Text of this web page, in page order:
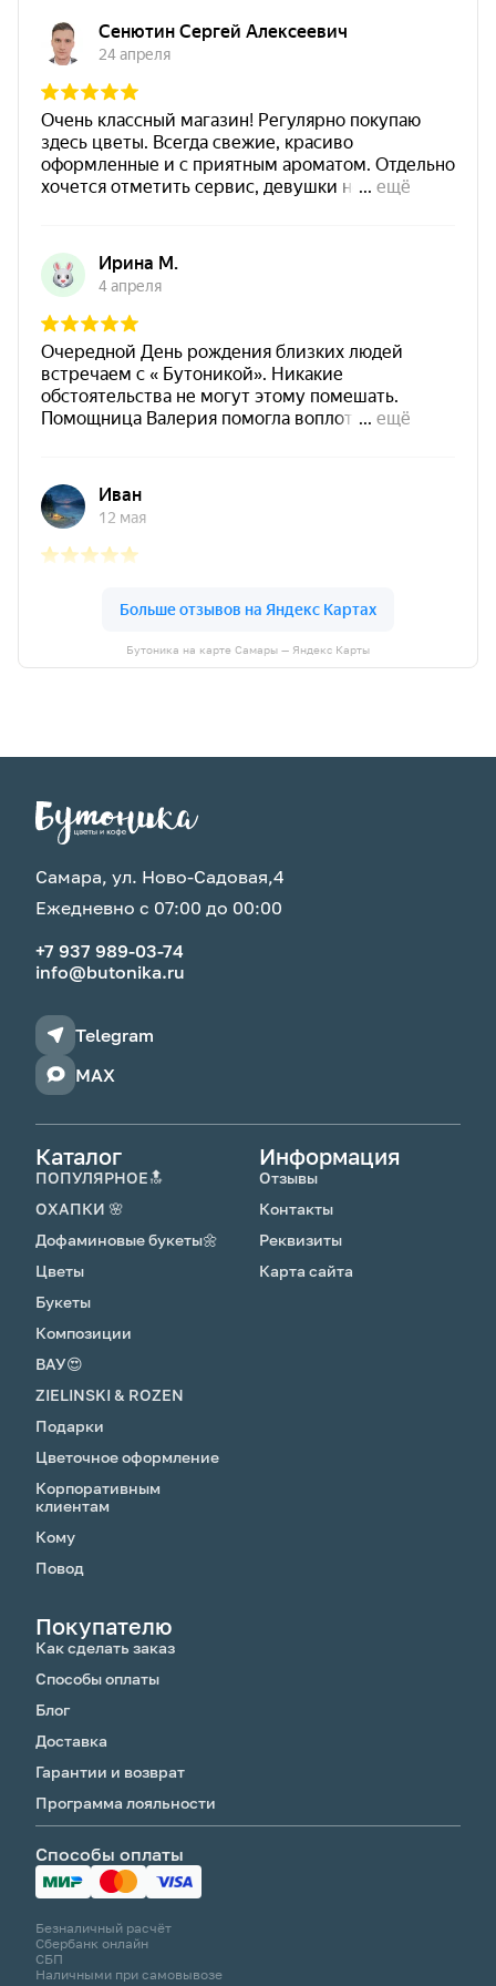
Бутоника на карте Самары — Яндекс Карты
Самара, ул. Ново-Садовая,4
Ежедневно с 07:00 до 00:00
+7 937 989-03-74
info@butonika.ru
Telegram
MAX
Каталог
ПОПУЛЯРНОЕ🔝
ОХАПКИ 🌸
Дофаминовые букеты🌼
Цветы
Букеты
Композиции
ВАУ😍
ZIELINSKI & ROZEN
Подарки
Цветочное оформление
Корпоративным
клиентам
Кому
Повод
Информация
Отзывы
Контакты
Реквизиты
Карта сайта
Покупателю
Как сделать заказ
Способы оплаты
Блог
Доставка
Гарантии и возврат
Программа лояльности
Способы оплаты
Безналичный расчёт
Сбербанк онлайн
СБП
Наличными при самовывозе